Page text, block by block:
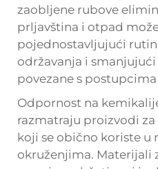
zaobljene rubove
prljavština i otpad
pojednostavljujući
održavanja i
povezane s
Odpornost na
razmatraju proizvodi
koji se obično koriste
okruženjima. Materijali